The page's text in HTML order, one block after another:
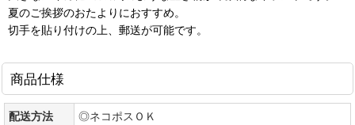
夏のご挨拶のおたよりにおすすめ。
切手を貼り付けの上、郵送が可能です。
商品仕様
配送方法
◎ネコポスＯＫ